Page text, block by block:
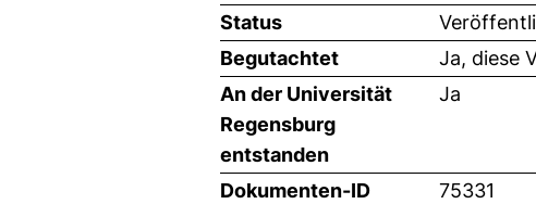
Status
Begutachtet
Ja, diese
An der Universität
Regensburg
entstanden
Ja
Dokumenten-ID 75331